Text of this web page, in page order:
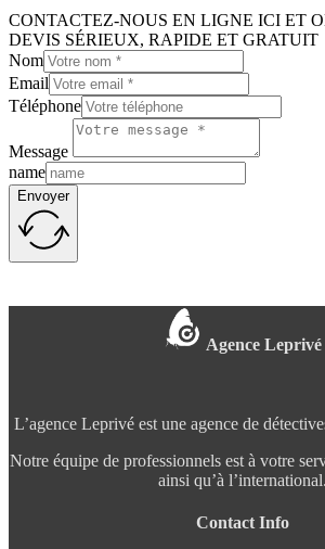
CONTACTEZ-NOUS EN LIGNE ICI ET
DEVIS SÉRIEUX, RAPIDE ET GRATUIT
Nom
Email
Téléphone
Message
name
Envoyer
Agence Leprivé
L’agence Leprivé est une agence de
Notre équipe de professionnels est à votre
ainsi qu’à l’international.
Contact Info